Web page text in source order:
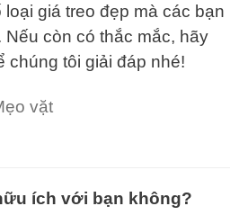
giá treo đẹp mà các bạn
Nếu còn có thắc mắc, hãy
chúng tôi giải đáp nhé!
vặt
ích với bạn không?